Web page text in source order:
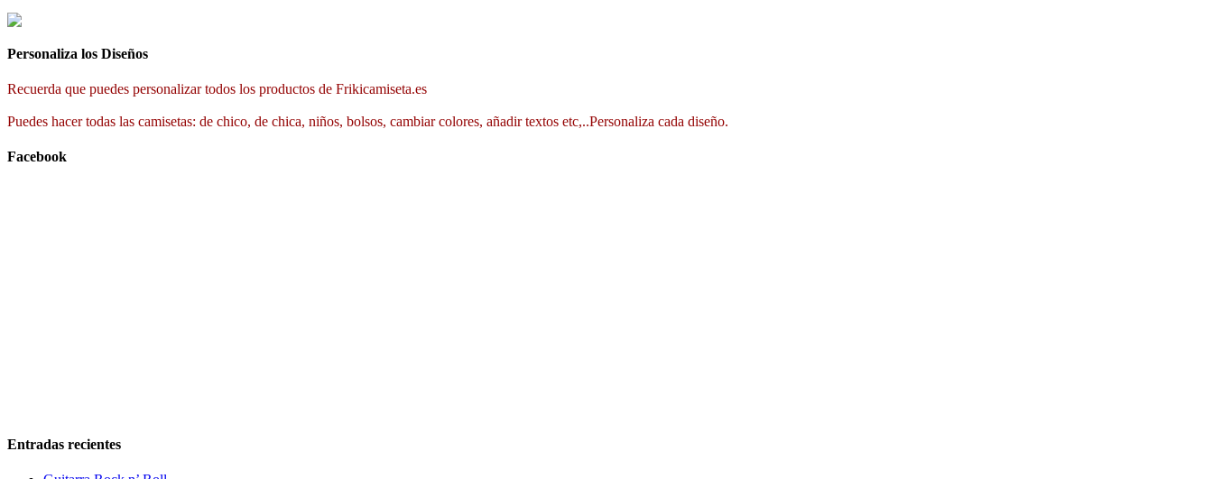
Personaliza los Diseños
Recuerda que puedes personalizar todos los productos de Frikicamiseta.es
Puedes hacer todas las camisetas: de chico, de chica, niños, bolsos, cambiar colores, añadir textos etc,..Personaliza cada diseño.
Facebook
Entradas recientes